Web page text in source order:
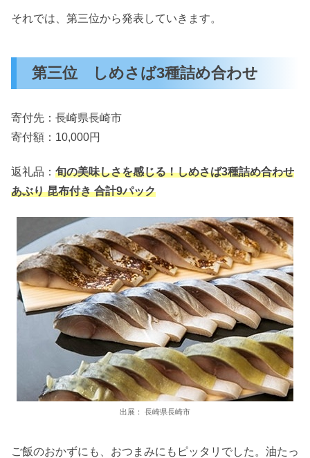
それでは、第三位から発表していきます。
第三位 しめさば3種詰め合わせ
寄付先：長崎県長崎市
寄付額：10,000円
返礼品： 旬の美味しさを感じる！しめさば3種詰め合わせ
あぶり 昆布付き 合計9パック
出展： 長崎県長崎市
ご飯のおかずにも、おつまみにもピッタリでした。油たっ